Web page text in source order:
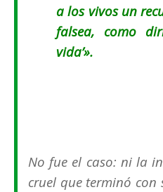
a los vivos un
falsea, como
vida’».
No fue el caso: ni la
cruel que terminó